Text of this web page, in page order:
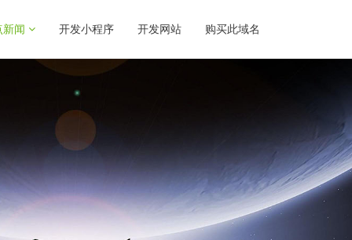
新闻 开发小程序 开发网站 购买此域名